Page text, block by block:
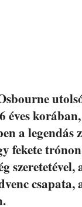
éves
a legendás
fekete
csapata,